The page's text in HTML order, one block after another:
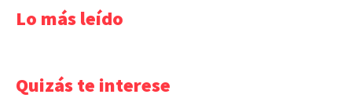
Lo más leído
Quizás te interese